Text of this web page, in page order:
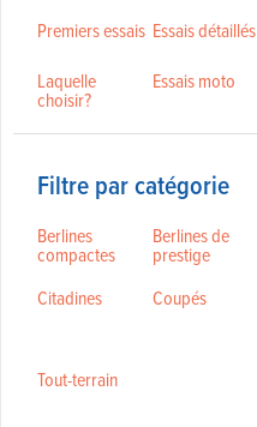
Premiers essais Essais détaillés
Laquelle
choisir?
Essais moto
Filtre par catégorie
Berlines
compactes
Berlines de
prestige
Citadines
Coupés
Tout-terrain